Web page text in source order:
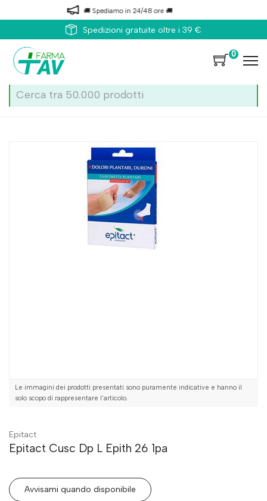
🚚 Spediamo in 24/48 ore 🚚
Spedizioni gratuite oltre i 39 €
0
Le immagini dei prodotti presentati sono puramente indicative e hanno il
solo scopo di rappresentare l'articolo.
Epitact
Epitact Cusc Dp L Epith 26 1pa
Avvisami quando disponibile